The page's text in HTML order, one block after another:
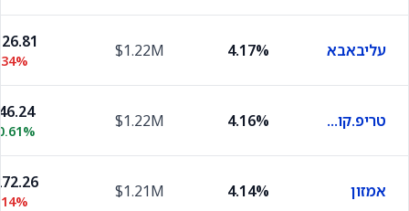
עליבאבא 4.17%
$1.22M
טריפ.קום גרופ 4.16%
$1.22M
אמזון 4.14%
$1.21M